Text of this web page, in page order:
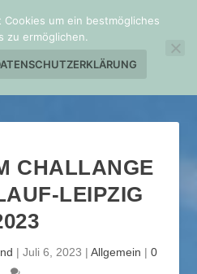
CHALLANGE
LEIPZIG
| Juli 6, 2023 | Allgemein | 0
um ein bestmögliches
zu ermöglichen.